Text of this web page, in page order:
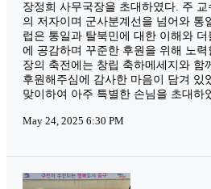
장정희 사무국장을 초대하였다. 주
의 저자이며 군사분계선을 넘어와 통
럽은 통일과 탈북민에 대한 이해와
에 공감하며 꾸준한 후원을 위해 노
장의 축전에는 창립 축하메세지와 함
후원해주심에 감사한 마음이 담겨 있
맞이하여 아주 특별한 손님을 초대하
May 24, 2025 6:30 PM